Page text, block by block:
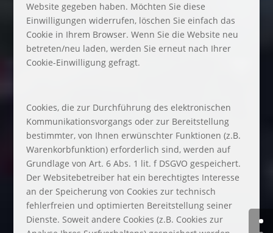
Website gegeben haben. Möchten Sie diese
Einwilligungen widerrufen, löschen Sie einfach das
Cookie in Ihrem Browser. Wenn Sie die Website neu
betreten/neu laden, werden Sie erneut nach Ihrer
Cookie-Einwilligung gefragt.
Cookies, die zur Durchführung des elektronischen
Kommunikationsvorgangs oder zur Bereitstellung
bestimmter, von Ihnen erwünschter Funktionen (z.B.
Warenkorbfunktion) erforderlich sind, werden auf
Grundlage von Art. 6 Abs. 1 lit. f DSGVO gespeichert.
Der Websitebetreiber hat ein berechtigtes Interesse
an der Speicherung von Cookies zur technisch
fehlerfreien und optimierten Bereitstellung seiner
Dienste. Soweit andere Cookies (z.B. Cookies zur